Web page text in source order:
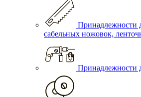
Принадлежности
сабельных ножовок,
Принадлежности